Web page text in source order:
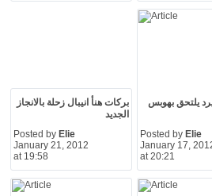
بركات هنأ انيبال زحلة بالانجاز
الجديد
Posted by Elie
January 21, 2012
at 19:58
يلتحق بهوبس
Posted by Elie
January 17,
at 20:21